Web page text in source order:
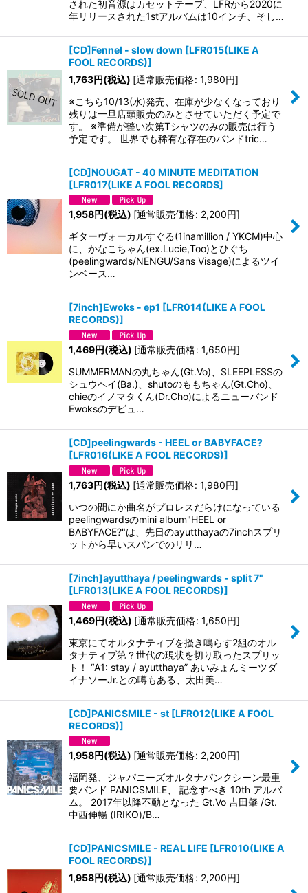
された初音源はカセットテープ、LFRから2020に
年リリースされた1stアルバムは10インチ、そし…
[CD]Fennel - slow down [LFR015(LIKE A
FOOL RECORDS)]
1,763円(税込) [通常販売価格: 1,980円]
※こちら10/13(水)発売、在庫が少なくなっており
残りは一旦店頭販売のみとさせていただく予定で
す。 ※準備が整い次第Tシャツのみの販売は行う
予定です。 世界でも稀有な存在のバンドtric…
[CD]NOUGAT - 40 MINUTE MEDITATION
[LFR017(LIKE A FOOL RECORDS]
1,958円(税込) [通常販売価格: 2,200円]
ギターヴォーカルすぐる(1inamillion / YKCM)中心
に、かなこちゃん(ex.Lucie,Too)とひぐち
(peelingwards/NENGU/Sans Visage)によるツイ
ンベース…
[7inch]Ewoks - ep1 [LFR014(LIKE A FOOL
RECORDS)]
1,469円(税込) [通常販売価格: 1,650円]
SUMMERMANの丸ちゃん(Gt.Vo)、SLEEPLESSの
シュウヘイ(Ba.)、shutoのももちゃん(Gt.Cho)、
chieのイノマタくん(Dr.Cho)によるニューバンド
Ewoksのデビュ…
[CD]peelingwards - HEEL or BABYFACE?
[LFR016(LIKE A FOOL RECORDS)]
1,763円(税込) [通常販売価格: 1,980円]
いつの間にか曲名がプロレスだらけになっている
peelingwardsのmini album"HEEL or
BABYFACE?"は、先日のayutthayaの7inchスプリ
ットから早いスパンでのリリ…
[7inch]ayutthaya / peelingwards - split 7"
[LFR013(LIKE A FOOL RECORDS)]
1,469円(税込) [通常販売価格: 1,650円]
東京にてオルタナティブを掻き鳴らす2組のオル
タナティブ第？世代の現状を切り取ったスプリッ
ト！ “A1: stay / ayutthaya” あいみょんミーツダ
イナソーJr.との噂もある、太田美…
[CD]PANICSMILE - st [LFR012(LIKE A FOOL
RECORDS)]
1,958円(税込) [通常販売価格: 2,200円]
福岡発、ジャパニーズオルタナパンクシーン最重
要バンド PANICSMILE、 記念すべき 10th アルバ
ム。 2017年以降不動となった Gt.Vo 吉田肇 /Gt.
中西伸暢 (IRIKO)/B…
[CD]PANICSMILE - REAL LIFE [LFR010(LIKE A
FOOL RECORDS)]
1,958円(税込) [通常販売価格: 2,200円]